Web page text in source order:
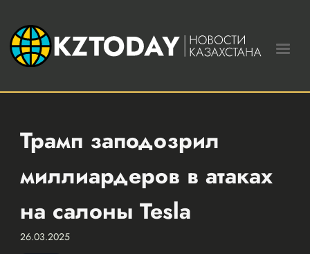
Трамп заподозрил
миллиардеров в атаках
на салоны Tesla
26.03.2025